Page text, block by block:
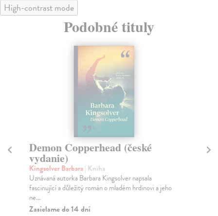
High-contrast mode
Podobné tituly
Demon Copperhead (české
vydanie)
Kingsolver Barbara| Kniha
Uznávaná autorka Barbara Kingsolver napsala
fascinující a důležitý román o mladém hrdinovi a jeho
ne...
Zasielame do 14 dní